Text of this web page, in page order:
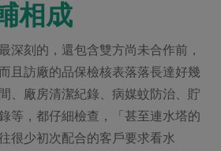
相成
深刻的，還包含雙方尚未合作前，
且訪廠的品保檢核表落落長達好幾
、廠房清潔紀錄、病媒蚊防治、貯
等，都仔細檢查，「甚至連水塔的
很少初次配合的客戶要求看水